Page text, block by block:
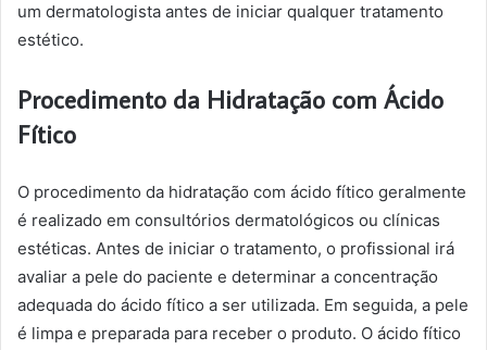
um dermatologista antes de iniciar qualquer tratamento
estético.
Procedimento da Hidratação com Ácido
Fítico
O procedimento da hidratação com ácido fítico geralmente
é realizado em consultórios dermatológicos ou clínicas
estéticas. Antes de iniciar o tratamento, o profissional irá
avaliar a pele do paciente e determinar a concentração
adequada do ácido fítico a ser utilizada. Em seguida, a pele
é limpa e preparada para receber o produto. O ácido fítico